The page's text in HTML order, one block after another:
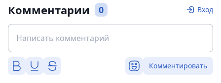
Комментарии 0 Вход
Комментировать